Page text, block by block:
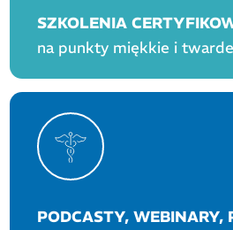
SZKOLENIA
na punkty miękkie i twarde
PODCASTY, WEBINARY,